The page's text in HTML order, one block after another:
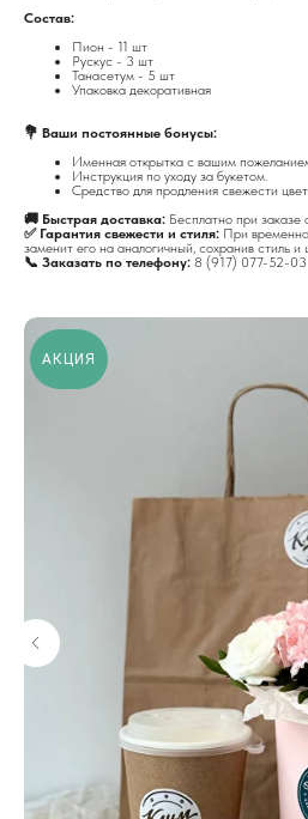
Состав:
Пион - 11 шт
Рускус - 3 шт
Танасетум - 5 шт
Упаковка декоративная
💐 Ваши постоянные бонусы:
Именная открытка с вашим
Инструкция по уходу за букетом.
Средство для продления свежести
🚚 Быстрая доставка: Бесплатно при заказе
✅ Гарантия свежести и стиля: При
заменит его на аналогичный, сохранив стиль и
📞 Заказать по телефону: 8 (917) 077-52-03
АКЦИЯ